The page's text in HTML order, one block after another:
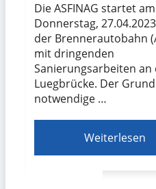
Die ASFINAG startet am
Donnerstag,
der Brennerautobahn
mit dringenden
Sanierungsarbeiten an
Luegbrücke. Der
notwendige …
Weiterlesen